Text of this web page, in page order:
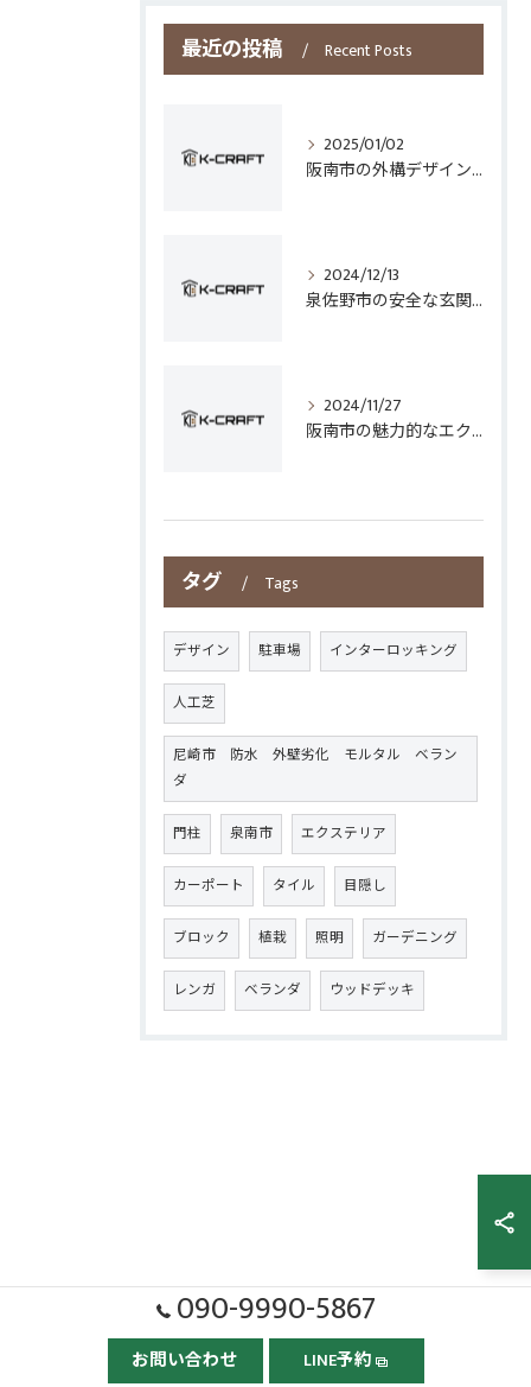
最近の投稿 Recent Posts
2025/01/02
阪南市の外構デザインとフェンス選びのポイント
2024/12/13
泉佐野市の安全な玄関手すり設置技術
2024/11/27
阪南市の魅力的なエクステリアデザイン
タグ Tags
デザイン 駐車場 インターロッキング
人工芝
尼崎市 防水 外壁劣化 モルタル ベラン
ダ
門柱 泉南市 エクステリア
カーポート タイル 目隠し
ブロック 植栽 照明 ガーデニング
レンガ ベランダ ウッドデッキ
090-9990-5867
お問い合わせ LINE予約